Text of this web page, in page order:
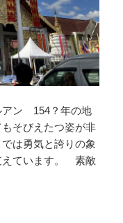
アン 154？年の地
そびえたつ姿が非
は勇気と誇りの象
えています。 素敵